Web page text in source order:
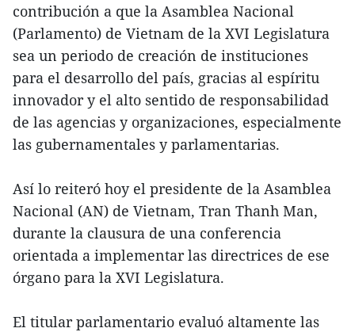
contribución a que la Asamblea Nacional
(Parlamento) de Vietnam de la XVI Legislatura
sea un periodo de creación de instituciones
para el desarrollo del país, gracias al espíritu
innovador y el alto sentido de responsabilidad
de las agencias y organizaciones, especialmente
las gubernamentales y parlamentarias.
Así lo reiteró hoy el presidente de la Asamblea
Nacional (AN) de Vietnam, Tran Thanh Man,
durante la clausura de una conferencia
orientada a implementar las directrices de ese
órgano para la XVI Legislatura.
El titular parlamentario evaluó altamente las